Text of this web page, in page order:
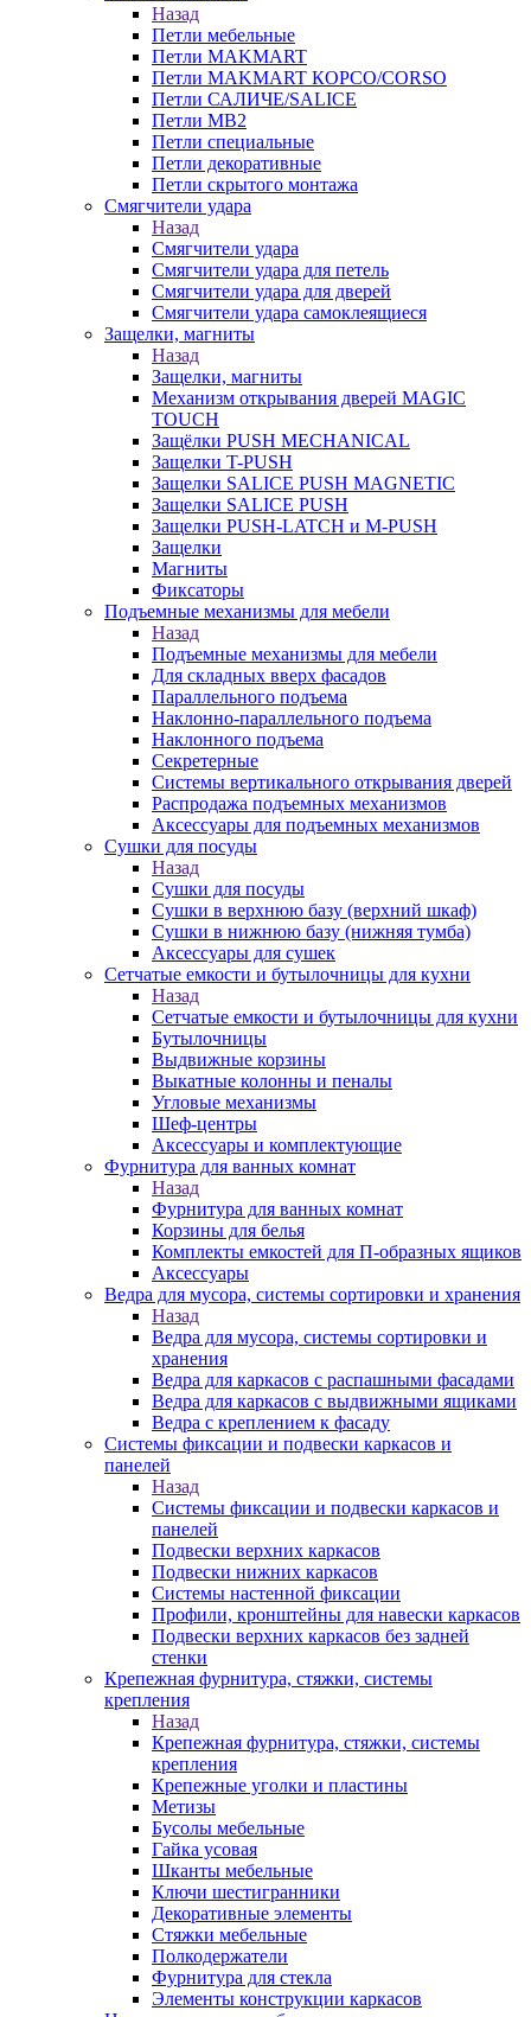
Назад
Петли мебельные
Петли MAKMART
Петли MAKMART КОРСО/CORSO
Петли САЛИЧЕ/SALICE
Петли MB2
Петли специальные
Петли декоративные
Петли скрытого монтажа
Смягчители удара
Назад
Смягчители удара
Смягчители удара для петель
Смягчители удара для дверей
Cмягчители удара самоклеящиеся
Защелки, магниты
Назад
Защелки, магниты
Механизм открывания дверей MAGIC
TOUCH
Защёлки PUSH MECHANICAL
Защелки T-PUSH
Защелки SALICE PUSH MAGNETIC
Защелки SALICE PUSH
Защелки PUSH-LATCH и M-PUSH
Защелки
Магниты
Фиксаторы
Подъемные механизмы для мебели
Назад
Подъемные механизмы для мебели
Для складных вверх фасадов
Параллельного подъема
Наклонно-параллельного подъема
Наклонного подъема
Секретерные
Системы вертикального открывания дверей
Распродажа подъемных механизмов
Аксессуары для подъемных механизмов
Сушки для посуды
Назад
Сушки для посуды
Сушки в верхнюю базу (верхний шкаф)
Сушки в нижнюю базу (нижняя тумба)
Аксессуары для сушек
Сетчатые емкости и бутылочницы для кухни
Назад
Сетчатые емкости и бутылочницы для кухни
Бутылочницы
Выдвижные корзины
Выкатные колонны и пеналы
Угловые механизмы
Шеф-центры
Аксессуары и комплектующие
Фурнитура для ванных комнат
Назад
Фурнитура для ванных комнат
Корзины для белья
Комплекты емкостей для П-образных ящиков
Аксессуары
Ведра для мусора, системы сортировки и хранения
Назад
Ведра для мусора, системы сортировки и
хранения
Ведра для каркасов с распашными фасадами
Ведра для каркасов с выдвижными ящиками
Ведра с креплением к фасаду
Системы фиксации и подвески каркасов и
панелей
Назад
Системы фиксации и подвески каркасов и
панелей
Подвески верхних каркасов
Подвески нижних каркасов
Системы настенной фиксации
Профили, кронштейны для навески каркасов
Подвески верхних каркасов без задней
стенки
Крепежная фурнитура, стяжки, системы
крепления
Назад
Крепежная фурнитура, стяжки, системы
крепления
Крепежные уголки и пластины
Метизы
Бусолы мебельные
Гайка усовая
Шканты мебельные
Ключи шестигранники
Декоративные элементы
Стяжки мебельные
Полкодержатели
Фурнитура для стекла
Элементы конструкции каркасов